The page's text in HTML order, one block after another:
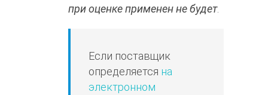
при оценке применен не будет.
Если поставщик
определяется на
электронном